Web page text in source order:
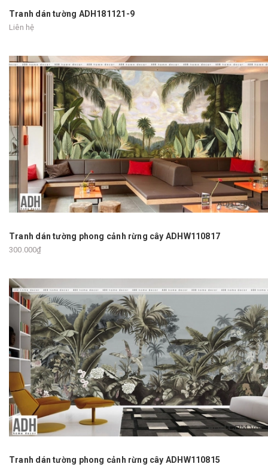
Tranh dán tường ADH181121-9
Liên hệ
Tranh dán tường phong cảnh rừng cây ADHW110817
300.000₫
Tranh dán tường phong cảnh rừng cây ADHW110815